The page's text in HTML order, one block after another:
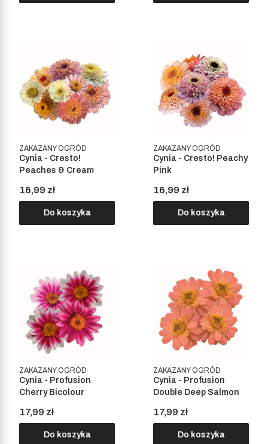
ZAKAZANY OGRÓD
Cynia - Cresto!
Peaches & Cream
Cena
16,99 zł
Do koszyka
ZAKAZANY OGRÓD
Cynia - Cresto! Peachy
Pink
Cena
16,99 zł
Do koszyka
ZAKAZANY OGRÓD
Cynia - Profusion
Cherry Bicolour
Cena
17,99 zł
Do koszyka
ZAKAZANY OGRÓD
Cynia - Profusion
Double Deep Salmon
Cena
17,99 zł
Do koszyka